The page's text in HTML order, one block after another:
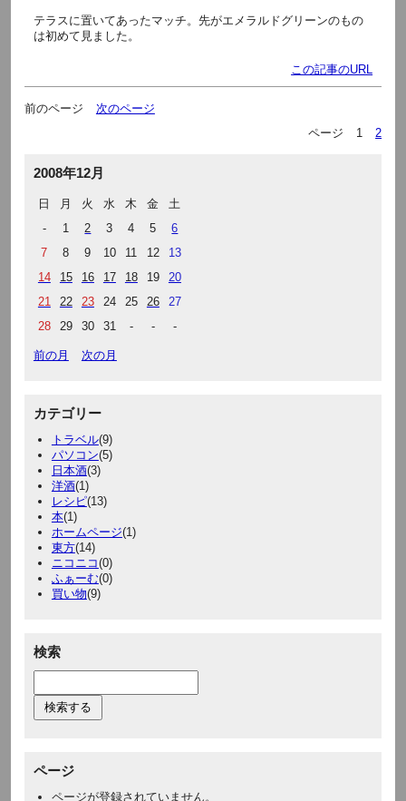
テラスに置いてあったマッチ。先がエメラルドグリーンのもの
は初めて見ました。
この記事のURL
前のページ
次のページ
ページ
1 2
2008年12月
日 月 火 水 木 金
土
-
1 2 3 4 5
6
7
8 9 10 11 12
13
14
15 16 17 18 19
20
21
22 23 24 25 26
27
28
29 30 31 - - -
前の月 次の月
カテゴリー
トラベル(9)
パソコン(5)
日本酒(3)
洋酒(1)
レシピ(13)
本(1)
ホームページ(1)
東方(14)
ニコニコ(0)
ふぁーむ(0)
買い物(9)
検索
ページ
ページが登録されていません。